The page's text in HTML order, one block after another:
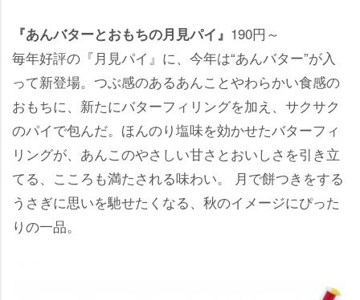
『あんバターとおもちの月見パイ』 190円～
毎年好評の『月見パイ』に、今年は“あんバター”が入
って新登場。つぶ感のあるあんことやわらかい食感の
おもちに、新たにバターフィリングを加え、サクサク
のパイで包んだ。ほんのり塩味を効かせたバターフィ
リングが、あんこのやさしい甘さとおいしさを引き立
てる、こころも満たされる味わい。 月で餅つきをする
うさぎに思いを馳せたくなる、秋のイメージにぴった
りの一品。